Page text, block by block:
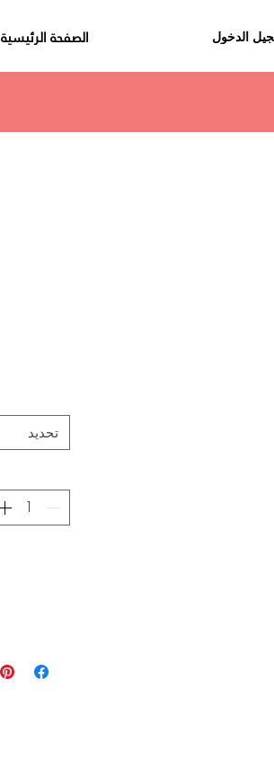
الصفحة الرئيسية الدخول
تحديد